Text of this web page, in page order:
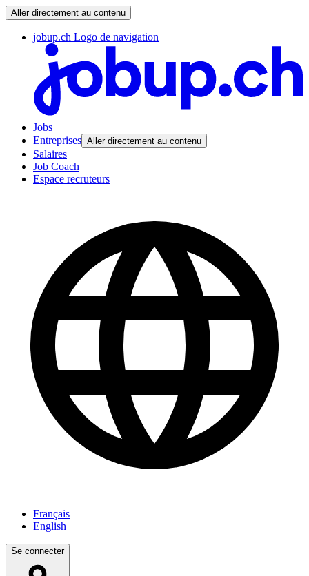
Aller directement au contenu
jobup.ch Logo de navigation
Jobs
Entreprises Aller directement au contenu
Salaires
Job Coach
Espace recruteurs
Français
English
Se connecter